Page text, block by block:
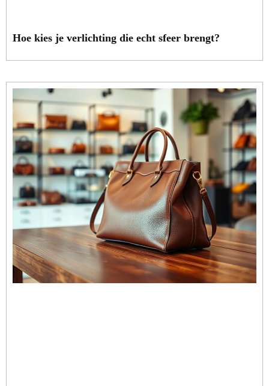
Hoe kies je verlichting die echt sfeer brengt?